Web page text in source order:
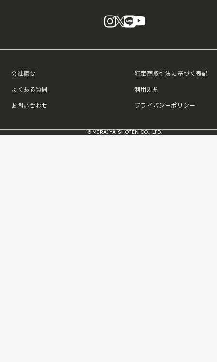
instagram
X LINE
会社概要
よくある質問
お問い合わせ
特定商取引法に基づく表記
利用規約
プライバシーポリシー
© MIRAIYA SHOTEN CO., LTD.